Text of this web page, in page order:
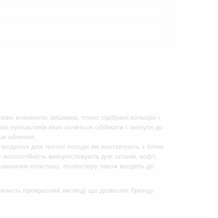
елементи, вишивка, тонко підібрані кольори і
яких хочеться обіймати і тиснути до
обличчя.
для теплої погоди які контактують з тілом
використовують для штанів, кофт,
еластану, поліестеру також входять до
мають прекрасний вигляд) що дозволяє бренду